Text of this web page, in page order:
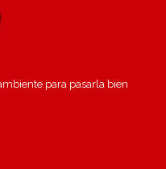
para pasarla bien